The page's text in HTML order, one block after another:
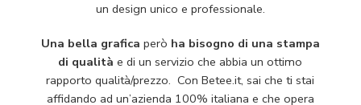
un design unico e professionale.
Una bella grafica però ha bisogno di una stampa
di qualità e di un servizio che abbia un ottimo
rapporto qualità/prezzo. Con Betee.it, sai che ti stai
affidando ad un’azienda 100% italiana e che opera